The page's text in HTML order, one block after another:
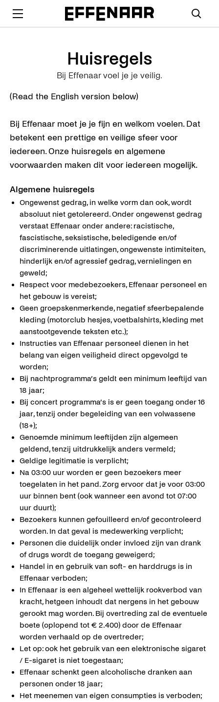
Huisregels
Bij Effenaar voel je je veilig.
(Read the English version below)
Bij Effenaar moet je je fijn en welkom voelen. Dat
betekent een prettige en veilige sfeer voor
iedereen. Onze huisregels en algemene
voorwaarden maken dit voor iedereen mogelijk.
Algemene huisregels
Ongewenst gedrag, in welke vorm dan ook, wordt
absoluut niet getolereerd. Onder ongewenst gedrag
verstaat Effenaar onder andere: racistische,
fascistische, seksistische, beledigende en/of
discriminerende uitlatingen, ongewenste intimiteiten,
hinderlijk en/of agressief gedrag, vernielingen en
geweld;
Respect voor medebezoekers, Effenaar personeel en
het gebouw is vereist;
Geen groepskenmerkende, negatief sfeerbepalende
kleding (motorclub hesjes, voetbalshirts, kleding met
aanstootgevende teksten etc.);
Instructies van Effenaar personeel dienen in het
belang van eigen veiligheid direct opgevolgd te
worden;
Bij nachtprogramma’s geldt een minimum leeftijd van
18 jaar;
Bij concert programma’s is er geen toegang onder 16
jaar, tenzij onder begeleiding van een volwassene
(18+);
Genoemde minimum leeftijden zijn algemeen
geldend, tenzij uitdrukkelijk anders vermeld;
Geldige legitimatie is verplicht;
Na 03:00 uur worden er geen bezoekers meer
toegelaten in het pand. Zorg ervoor dat je voor 03:00
uur binnen bent (ook wanneer een avond tot 07:00
uur duurt);
Bezoekers kunnen gefouilleerd en/of gecontroleerd
worden. In dat geval is medewerking verplicht;
Personen die duidelijk onder invloed zijn van drank
of drugs wordt de toegang geweigerd;
Handel in en gebruik van soft- en harddrugs is in
Effenaar verboden;
In Effenaar is een algeheel wettelijk rookverbod van
kracht, hetgeen inhoudt dat nergens in het gebouw
gerookt mag worden. Bij overtreding zal de eventuele
boete (oplopend tot € 2.400) door de Effenaar
worden verhaald op de overtreder;
Let op: ook het gebruik van een elektronische sigaret
/ E-sigaret is niet toegestaan;
Effenaar schenkt geen alcoholische dranken aan
personen onder 18 jaar;
Het meenemen van eigen consumpties is verboden;